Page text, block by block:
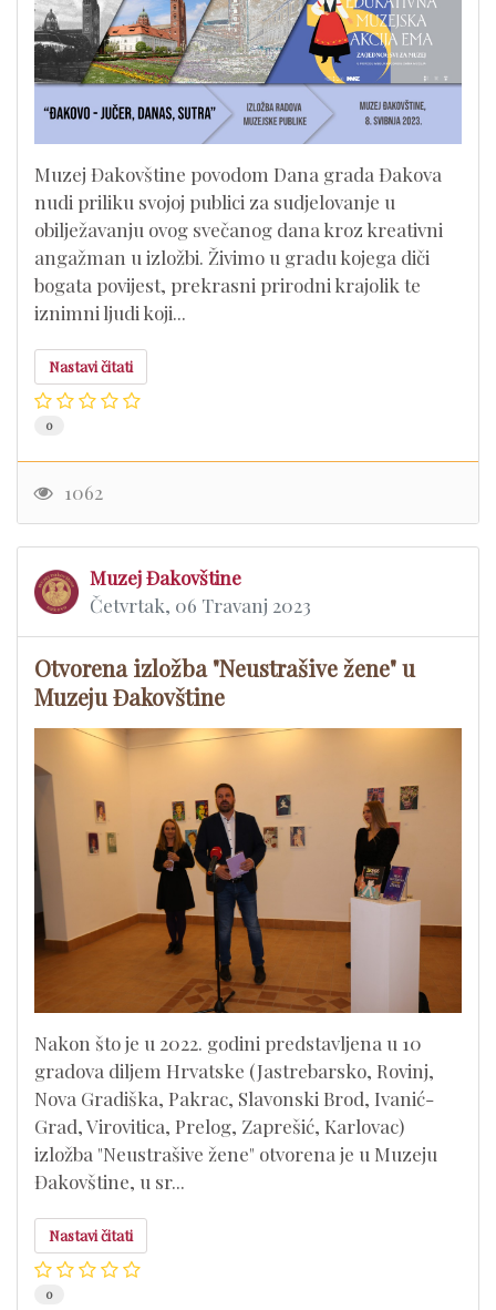
Muzej Đakovštine povodom Dana grada Đakova
nudi priliku svojoj publici za sudjelovanje u
obilježavanju ovog svečanog dana kroz kreativni
angažman u izložbi. Živimo u gradu kojega diči
bogata povijest, prekrasni prirodni krajolik te
iznimni ljudi koji...
Nastavi čitati
0
1062
Muzej Đakovštine
Četvrtak, 06 Travanj 2023
Otvorena izložba "Neustrašive žene" u
Muzeju Đakovštine
Nakon što je u 2022. godini predstavljena u 10
gradova diljem Hrvatske (Jastrebarsko, Rovinj,
Nova Gradiška, Pakrac, Slavonski Brod, Ivanić-
Grad, Virovitica, Prelog, Zaprešić, Karlovac)
izložba "Neustrašive žene" otvorena je u Muzeju
Đakovštine, u sr...
Nastavi čitati
0